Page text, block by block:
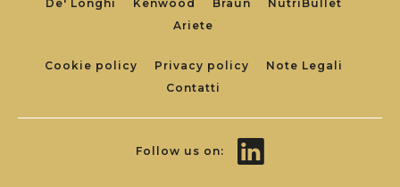
De' Longhi
Kenwood Braun
NutriBullet
Ariete
Footer
Links
Cookie policy Privacy policy
Note Legali
Contatti
Follow us on: